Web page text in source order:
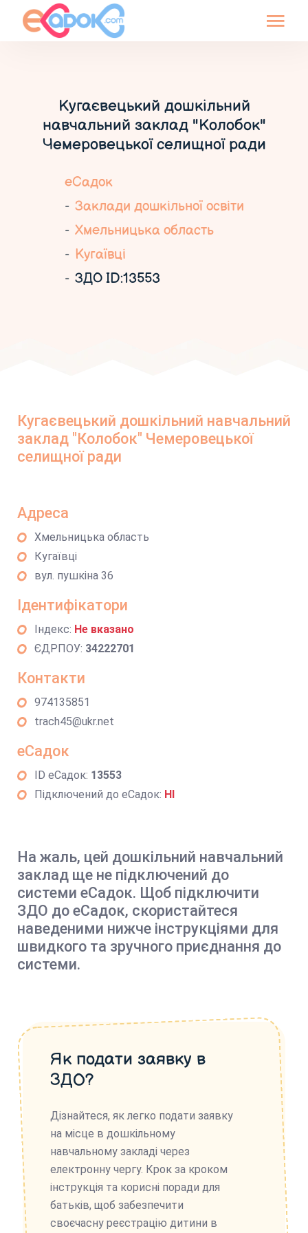
Кугаєвецький дошкільний
навчальний заклад "Колобок"
Чемеровецької селищної ради
еСадок
Заклади дошкільної освіти
Хмельницька область
Кугаївці
ЗДО ID:13553
Кугаєвецький дошкільний навчальний
заклад "Колобок" Чемеровецької
селищної ради
Адреса
Хмельницька область
Кугаївці
вул. пушкіна 36
Ідентифікатори
Індекс: Не вказано
ЄДРПОУ: 34222701
Контакти
974135851
trach45@ukr.net
еСадок
ID еСадок: 13553
Підключений до еСадок: НІ
На жаль, цей дошкільний навчальний
заклад ще не підключений до
системи еСадок. Щоб підключити
ЗДО до еСадок, скористайтеся
наведеними нижче інструкціями для
швидкого та зручного приєднання до
системи.
Як подати заявку в
ЗДО?
Дізнайтеся, як легко подати заявку
на місце в дошкільному
навчальному закладі через
електронну чергу. Крок за кроком
інструкція та корисні поради для
батьків, щоб забезпечити
своєчасну реєстрацію дитини в